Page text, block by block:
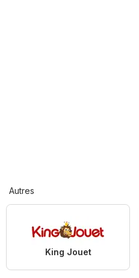
Autres
King Jouet